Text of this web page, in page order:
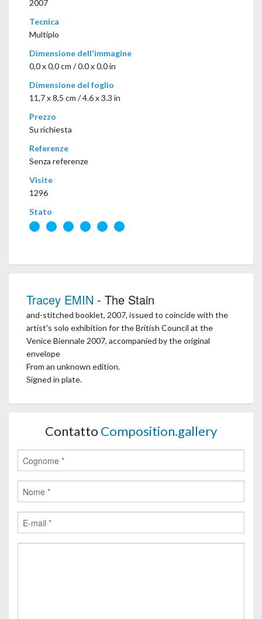
2007
Tecnica
Multiplo
Dimensione dell'immagine
0,0 x 0,0 cm / 0.0 x 0.0 in
Dimensione del foglio
11,7 x 8,5 cm / 4.6 x 3.3 in
Prezzo
Su richiesta
Referenze
Senza referenze
Visite
1296
Stato
Tracey EMIN - The Stain
and-stitched booklet, 2007, issued to coincide with the
artist's solo exhibition for the British Council at the
Venice Biennale 2007, accompanied by the original
envelope
From an unknown edition.
Signed in plate.
Contatto Composition.gallery